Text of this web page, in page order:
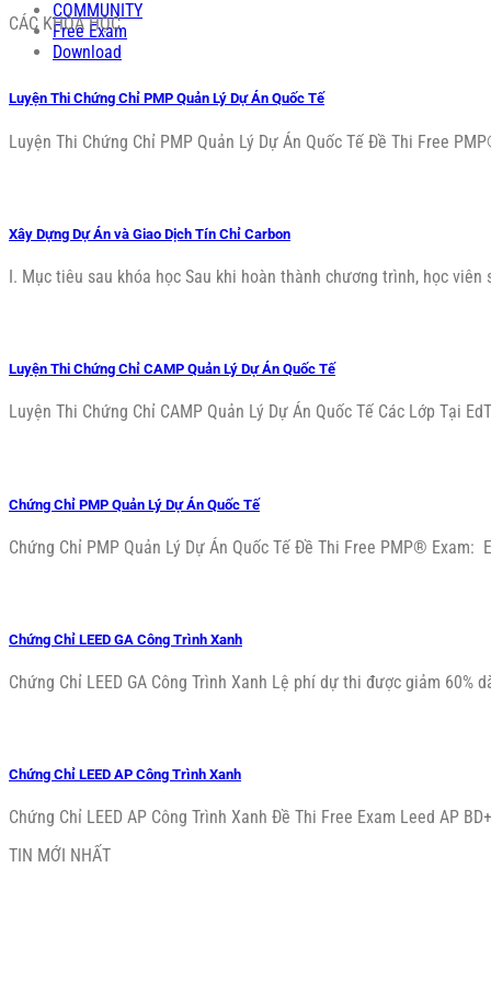
COMMUNITY
Free Exam
Download
CÁC KHÓA HỌC
Luyện Thi Chứng Chỉ PMP Quản Lý Dự Án Quốc Tế
Luyện Thi Chứng Chỉ PMP Quản Lý Dự Án Quốc Tế Đề Thi Free
Xây Dựng Dự Án và Giao Dịch Tín Chỉ Carbon
I. Mục tiêu sau khóa học Sau khi hoàn thành chương trình, học viên
Luyện Thi Chứng Chỉ CAMP Quản Lý Dự Án Quốc Tế
Luyện Thi Chứng Chỉ CAMP Quản Lý Dự Án Quốc Tế Các Lớp Tại
Chứng Chỉ PMP Quản Lý Dự Án Quốc Tế
Chứng Chỉ PMP Quản Lý Dự Án Quốc Tế Đề Thi Free PMP® Exam:
Chứng Chỉ LEED GA Công Trình Xanh
Chứng Chỉ LEED GA Công Trình Xanh Lệ phí dự thi được giảm 60%
Chứng Chỉ LEED AP Công Trình Xanh
Chứng Chỉ LEED AP Công Trình Xanh Đề Thi Free Exam Leed AP
TIN MỚI NHẤT